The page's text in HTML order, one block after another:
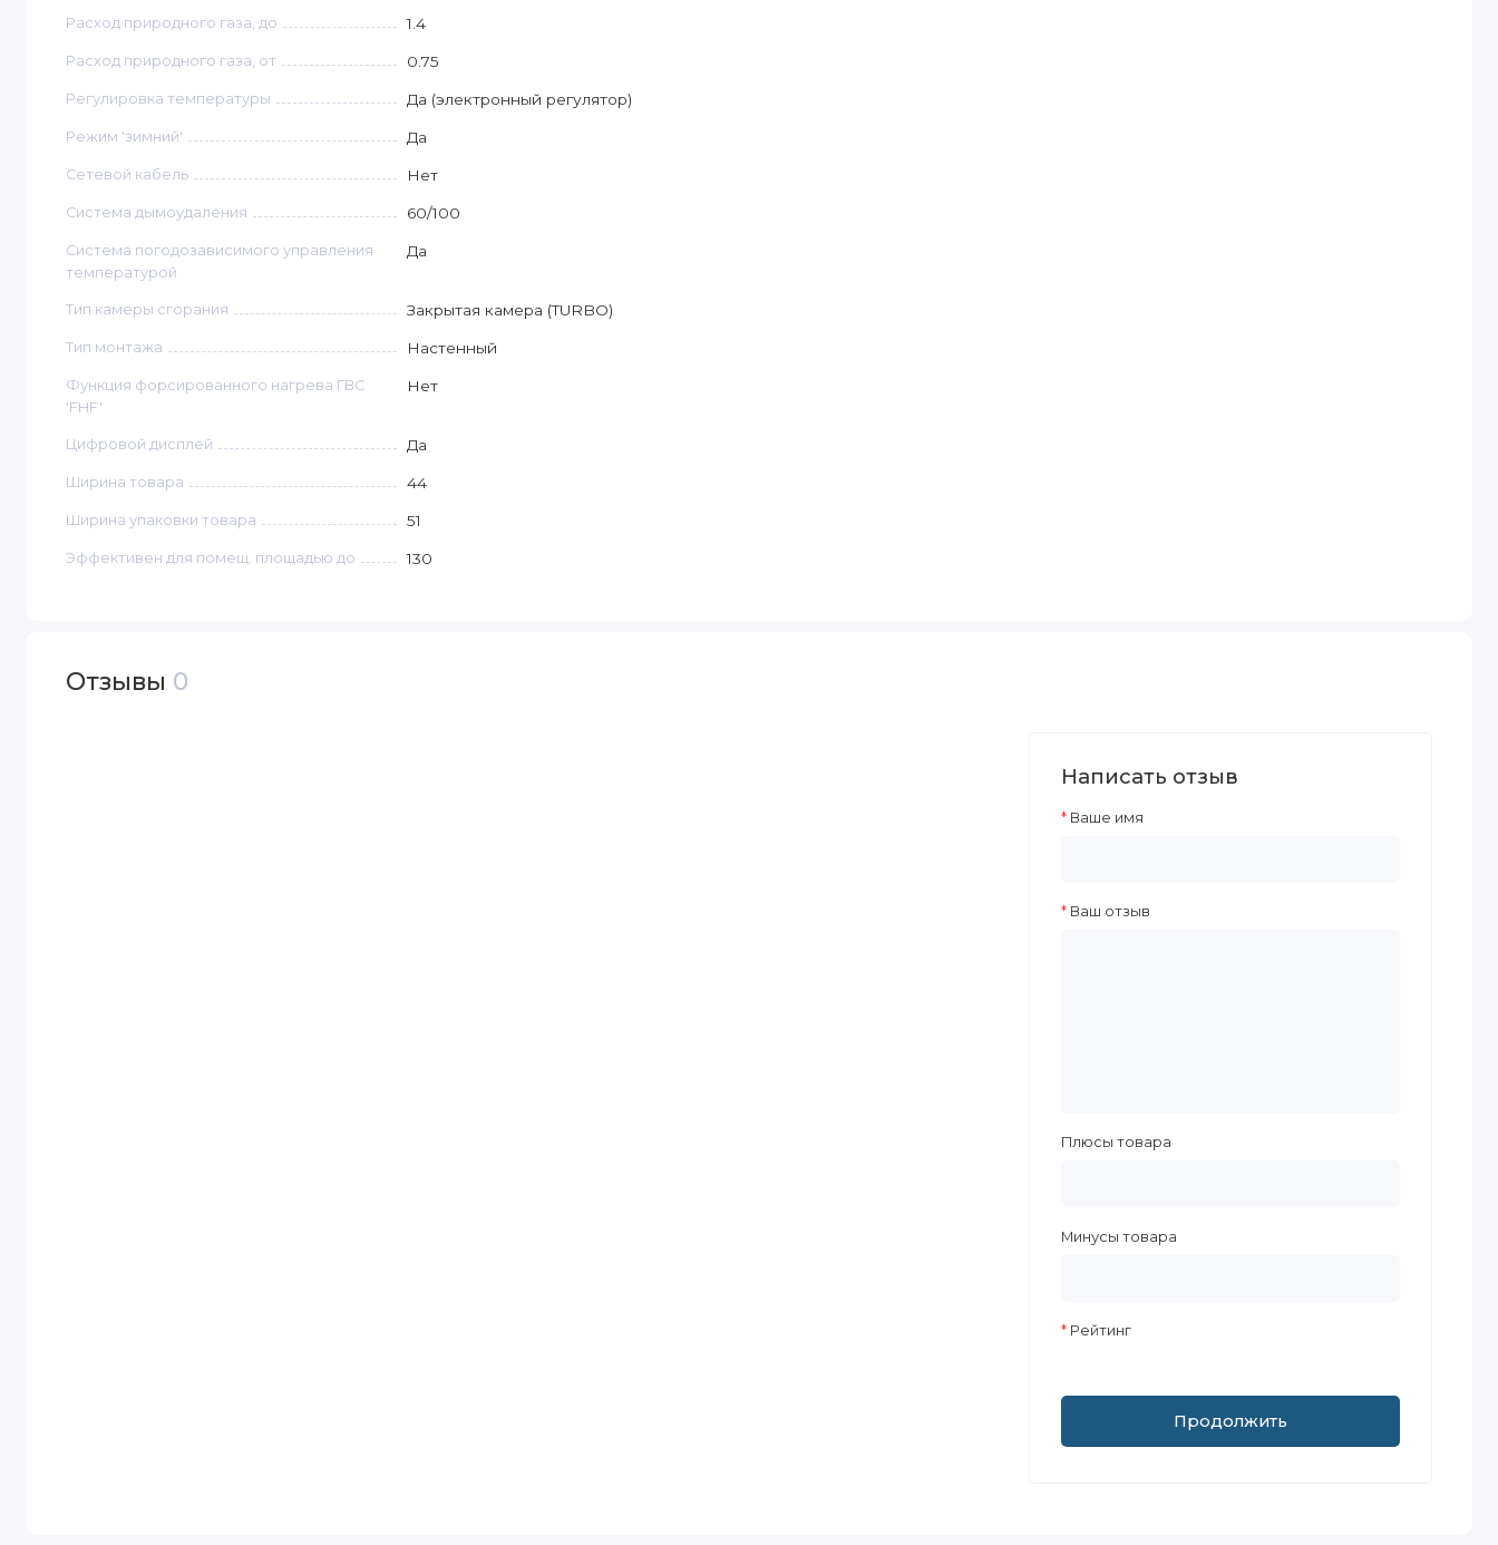
Расход природного газа, до 1.4
Расход природного газа, от 0.75
Регулировка температуры Да (электронный регулятор)
Режим 'зимний' Да
Сетевой кабель Нет
Система дымоудаления 60/100
Система погодозависимого управления
температурой
Да
Тип камеры сгорания Закрытая камера (TURBO)
Тип монтажа Настенный
Функция форсированного нагрева ГВС
'FHF'
Нет
Цифровой дисплей Да
Ширина товара 44
Ширина упаковки товара 51
Эффективен для помещ. площадью до 130
Отзывы 0
Написать отзыв
Ваше имя
Ваш отзыв
Плюсы товара
Минусы товара
Рейтинг
Продолжить